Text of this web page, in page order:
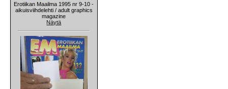
Erotiikan Maailma 1995 nr 9-10 -
aikuisviihdelehti / adult graphics
magazine
Näytä